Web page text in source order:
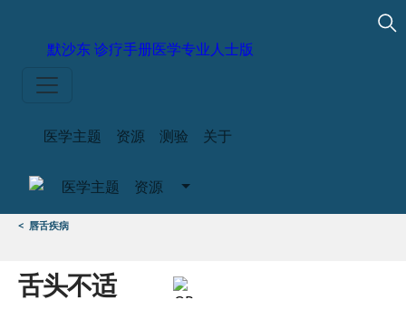
默沙东 诊疗手册医学专业人士版
医学主题 资源 测验 关于
医学主题 资源
< 唇舌疾病
舌头不适